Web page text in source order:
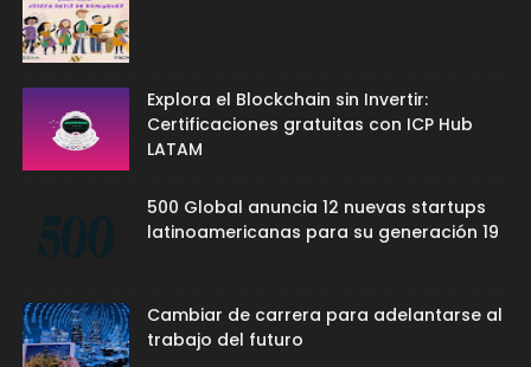
Explora el Blockchain sin Invertir:
Certificaciones gratuitas con ICP Hub
LATAM
500 Global anuncia 12 nuevas startups
latinoamericanas para su generación 19
Cambiar de carrera para adelantarse al
trabajo del futuro